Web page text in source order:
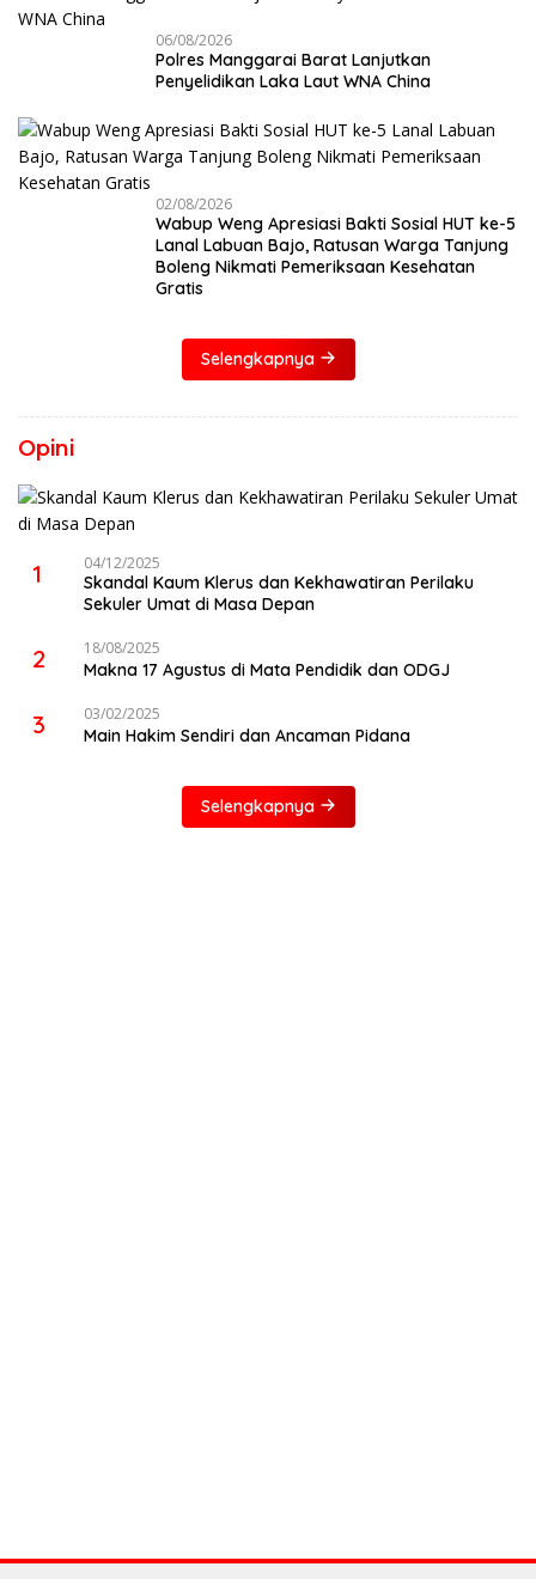
06/08/2026
Polres Manggarai Barat Lanjutkan
Penyelidikan Laka Laut WNA China
02/08/2026
Wabup Weng Apresiasi Bakti Sosial HUT ke-5
Lanal Labuan Bajo, Ratusan Warga Tanjung
Boleng Nikmati Pemeriksaan Kesehatan
Gratis
Selengkapnya
Opini
1 04/12/2025
Skandal Kaum Klerus dan Kekhawatiran Perilaku
Sekuler Umat di Masa Depan
2 18/08/2025
Makna 17 Agustus di Mata Pendidik dan ODGJ
3 03/02/2025
Main Hakim Sendiri dan Ancaman Pidana
Selengkapnya